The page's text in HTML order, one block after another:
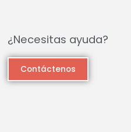
¿Necesitas ayuda?
Contáctenos